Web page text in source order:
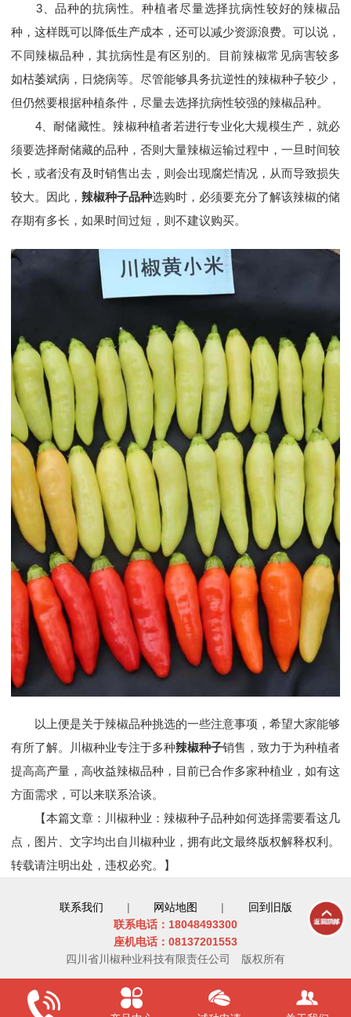
3、品种的抗病性。种植者尽量选择抗病性较好的辣椒品
种，这样既可以降低生产成本，还可以减少资源浪费。可以说，
不同辣椒品种，其抗病性是有区别的。目前辣椒常见病害较多
如枯萎斌病，日烧病等。尽管能够具务抗逆性的辣椒种子较少，
但仍然要根据种植条件，尽量去选择抗病性较强的辣椒品种。
4、耐储藏性。辣椒种植者若进行专业化大规模生产，就必
须要选择耐储藏的品种，否则大量辣椒运输过程中，一旦时间较
长，或者没有及时销售出去，则会出现腐烂情况，从而导致损失
较大。因此， 辣椒种子品种选购时，必须要充分了解该辣椒的储
存期有多长，如果时间过短，则不建议购买。
以上便是关于辣椒品种挑选的一些注意事项，希望大家能够
有所了解。川椒种业专注于多种辣椒种子销售，致力于为种植者
提高高产量，高收益辣椒品种，目前已合作多家种植业，如有这
方面需求，可以来联系洽谈。
【本篇文章：川椒种业：辣椒种子品种如何选择需要看这几
点，图片、文字均出自川椒种业，拥有此文最终版权解释权利。
转载请注明出处，违权必究。】
联系我们 | 网站地图 |
回到旧版
联系电话：18048493300
座机电话：08137201553
四川省川椒种业科技有限责任公司
版权所有